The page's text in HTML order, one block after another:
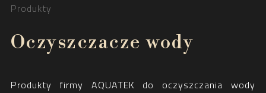
Produkty
Oczyszczacze wody
Produkty firmy AQUATEK do oczyszczania wody